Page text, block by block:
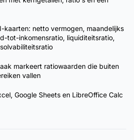
kaarten: netto vermogen, maandelijks
tot-inkomensratio, liquiditeitsratio,
markeert ratiowaarden die buiten
vallen
Google Sheets en LibreOffice Calc